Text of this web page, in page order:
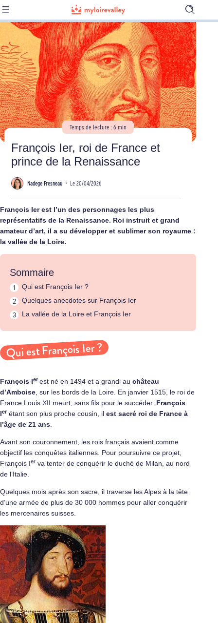
Ouvrir
la
barre
de
Temps de lecture : 6 min
François Ier, roi de France et
prince de la Renaissance
Nadege Fresneau • Le 20/04/2026
François Ier est l’un des personnages les plus
représentatifs de la Renaissance. Roi instruit et grand
amateur d’art, il a su développer et sublimer son royaume :
la vallée de la Loire.
Sommaire
Qui est François Ier ?
Quelques anecdotes sur François Ier
La vallée de la Loire et François Ier
Qui est François Ier ?
François Ier est né en 1494 et a grandi au château
d’Amboise, sur les bords de la Loire. En janvier 1515, le roi de
France Louis XII meurt, sans fils pour le succéder. François
Ier étant son plus proche cousin, il est sacré roi de France à
l’âge de 21 ans.
Avant son couronnement, les rois français avaient comme
objectif les conquêtes italiennes. Pour poursuivre ce projet,
François Ier va tenter de conquérir le duché de Milan, au nord
de l’Italie.
Quelques mois après son sacre, il traverse les Alpes à la tête
d’une armée de plus de 30 000 hommes pour aller conquérir
les mercenaires suisses.